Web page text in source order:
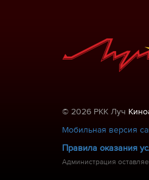
© 2026 РКК Луч
Мобильная версия
Правила оказания
Администрация